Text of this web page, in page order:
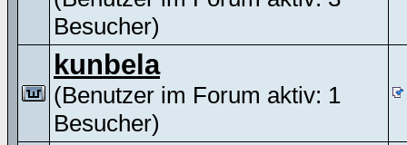
Besucher)
kunbela
(Benutzer im Forum aktiv: 1
Besucher)